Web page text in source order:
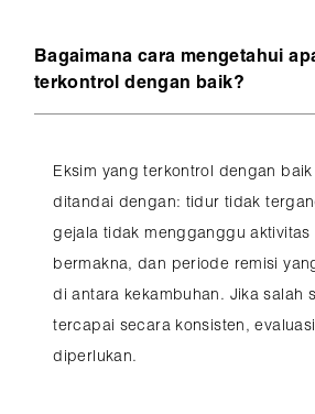
Bagaimana cara mengetahui
terkontrol dengan baik?
Eksim yang terkontrol dengan baik
ditandai dengan: tidur tidak
gejala tidak mengganggu aktivitas
bermakna, dan periode remisi
di antara kekambuhan. Jika salah
tercapai secara konsisten,
diperlukan.